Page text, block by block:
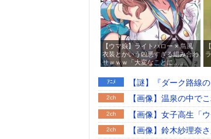
【ウマ娘】ライトハロー × 島風
衣装とかいう凶悪すぎる組み合わ
せｗｗｗ「大変なことに…」
ｱﾆﾒ
【謎】『ダーク路線
えすだせばいいやん
2ch 【画像】温泉の中で
2ch 【画像】女子高生「
2ch 【画像】鈴木紗理奈